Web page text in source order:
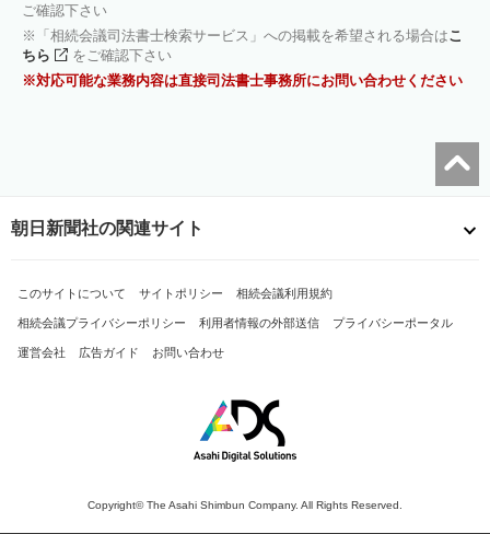
ご確認下さい
「相続会議司法書士検索サービス」への掲載を希望される場合はこ
ちら
をご確認下さい
対応可能な業務内容は直接司法書士事務所にお問い合わせください
朝日新聞社の関連サイト
このサイトについて サイトポリシー 相続会議利用規約
相続会議プライバシーポリシー 利用者情報の外部送信 プライバシーポータル
運営会社 広告ガイド お問い合わせ
Copyright© The Asahi Shimbun Company. All Rights Reserved.